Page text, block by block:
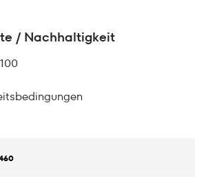
/ Nachhaltigkeit